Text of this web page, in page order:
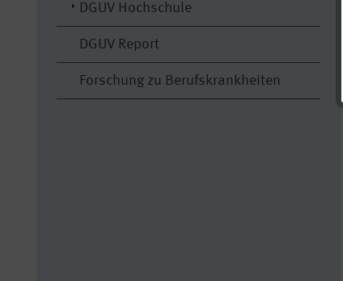
DGUV Hochschule
DGUV Report
Forschung zu Berufskrankheiten